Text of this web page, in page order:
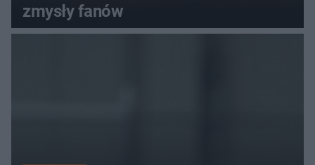
zmysły fanów